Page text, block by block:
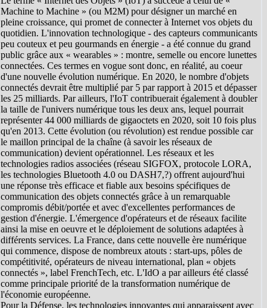
Machine to Machine » (ou M2M) pour désigner un marché en
pleine croissance, qui promet de connecter à Internet vos objets du
quotidien. L'innovation technologique - des capteurs communicants
peu couteux et peu gourmands en énergie - a été connue du grand
public grâce aux « wearables » : montre, semelle ou encore lunettes
connectées. Ces termes en vogue sont donc, en réalité, au coeur
d'une nouvelle évolution numérique. En 2020, le nombre d'objets
connectés devrait être multiplié par 5 par rapport à 2015 et dépasser
les 25 milliards. Par ailleurs, l'IoT contribuerait également à doubler
la taille de l'univers numérique tous les deux ans, lequel pourrait
représenter 44 000 milliards de gigaoctets en 2020, soit 10 fois plus
qu'en 2013. Cette évolution (ou révolution) est rendue possible car
le maillon principal de la chaîne (à savoir les réseaux de
communication) devient opérationnel. Les réseaux et les
technologies radios associées (réseau SIGFOX, protocole LORA,
les technologies Bluetooth 4.0 ou DASH7,?) offrent aujourd'hui
une réponse très efficace et fiable aux besoins spécifiques de
communication des objets connectés grâce à un remarquable
compromis débit/portée et avec d'excellentes performances de
gestion d'énergie. L'émergence d'opérateurs et de réseaux facilite
ainsi la mise en oeuvre et le déploiement de solutions adaptées à
différents services. La France, dans cette nouvelle ère numérique
qui commence, dispose de nombreux atouts : start-ups, pôles de
compétitivité, opérateurs de niveau international, plan « objets
connectés », label FrenchTech, etc. L'IdO a par ailleurs été classé
comme principale priorité de la transformation numérique de
l'économie européenne.
Pour la Défense, les technologies innovantes qui apparaissent avec